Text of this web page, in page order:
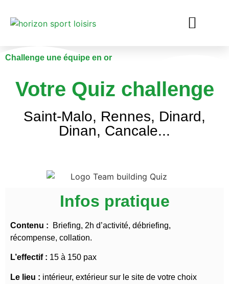
Challenge une équipe en or
Votre Quiz challenge
Saint-Malo, Rennes, Dinard,
Dinan, Cancale...
Infos pratique
Contenu : Briefing, 2h d’activité, débriefing,
récompense, collation.
L’effectif : 15 à 150 pax
Le lieu : intérieur, extérieur sur le site de votre choix